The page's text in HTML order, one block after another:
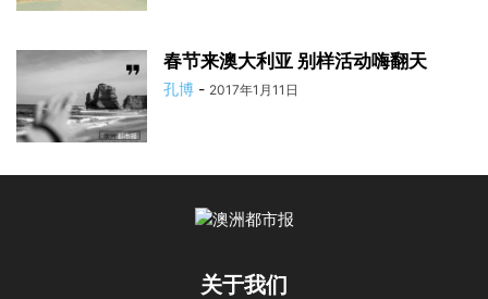
春节来澳大利亚 别样活动嗨翻天
孔博 - 2017年1月11日
关于我们